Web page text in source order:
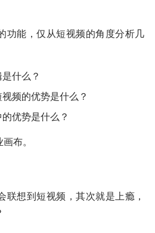
功能，仅从短视频的角度分析几
什么？
频的优势是什么？
优势是什么？
布。
联想到短视频，其次就是上瘾，